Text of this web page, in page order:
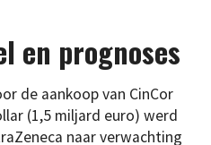
en prognoses
de aankoop van CinCor
(1,5 miljard euro) werd
naar verwachting